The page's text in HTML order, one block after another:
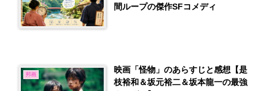
間ループの傑作SFコメディ
邦画
映画「怪物」のあらすじと感想【是
枝裕和＆坂元裕二＆坂本龍一の最強